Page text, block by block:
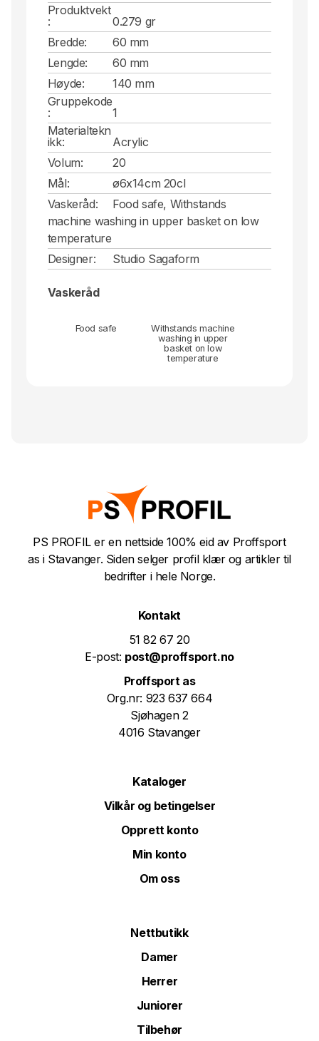
Produktvekt
:
0.279 gr
Bredde:
60 mm
Lengde:
60 mm
Høyde:
140 mm
Gruppekode
:
1
Materialtekn
ikk:
Acrylic
Volum:
20
Mål:
ø6x14cm 20cl
Vaskeråd:
Food safe, Withstands
machine washing in upper basket on low
temperature
Designer:
Studio Sagaform
Vaskeråd
Food safe
Withstands machine
washing in upper
basket on low
temperature
PS PROFIL er en nettside 100% eid av Proffsport
as i Stavanger. Siden selger profil klær og artikler til
bedrifter i hele Norge.
Kontakt
51 82 67 20
E-post: post@proffsport.no
Proffsport as
Org.nr: 923 637 664
Sjøhagen 2
4016 Stavanger
Kataloger
Vilkår og betingelser
Opprett konto
Min konto
Om oss
Nettbutikk
Damer
Herrer
Juniorer
Tilbehør